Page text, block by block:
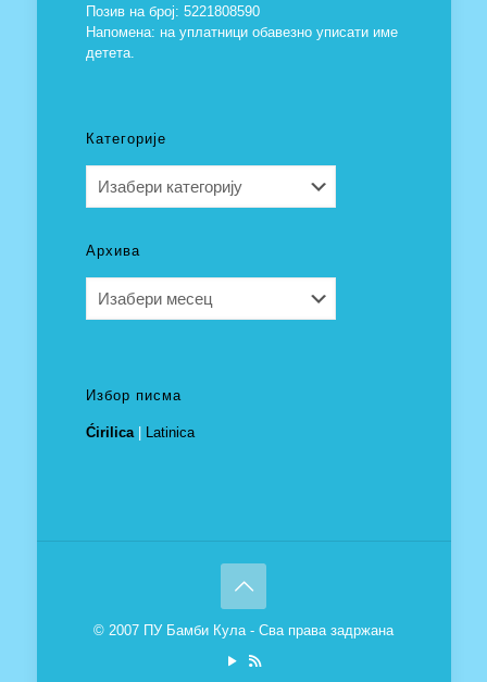
Позив на број: 5221808590
Напомена: на уплатници обавезно уписати име
детета.
Категорије
Архива
Избор писма
Ćirilica| Latinica
© 2007 ПУ Бамби Кула - Сва права задржана